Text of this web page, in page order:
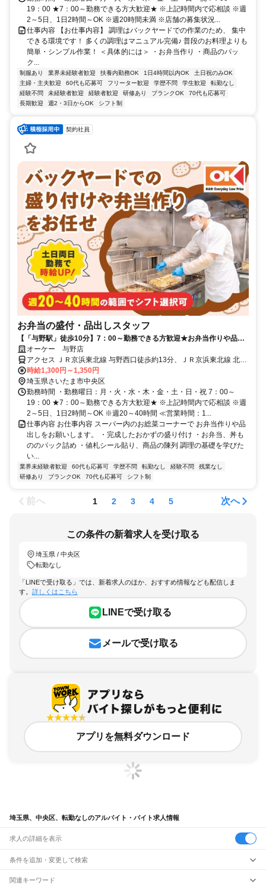
19：00 ★7：00～勤務できる方大歓迎★ ※上記時間内で応相談 ※週
2～5日、1日2時間～OK ※週20時間未満 ※店舗の募集状況...
仕事内容 【お仕事内容】 調理はバックヤードでの作業のため、 集中
できる環境です！ 多くの調理はマニュアル完備♪ 普段のお料理よりも
簡単・シンプル作業！ ＜具体的には＞ ・お弁当作り ・商品のパッ
ク...
制服あり 業界未経験者歓迎 扶養内勤務OK 1日4時間以内OK
土日祝のみOK
主婦・主夫歓迎
60代も応募可 フリーター歓迎 学歴不問 学生歓迎
転勤なし
経験不問
未経験者歓迎 経験者歓迎 研修あり ブランクOK
70代も応募可
長期歓迎
週2・3日からOK シフト制
契約社員
お弁当の盛付・品出しスタッフ
【「与野駅」徒歩10分】7：00～勤務できる方歓迎★お弁当作りや品出
しメイン♪初スーパー勤務応援！イチから調理スキルが学べます！
オーケー 与野店
アクセス ＪＲ京浜東北線 与野西口徒歩約13分、ＪＲ京浜東北線 北浦
和西口徒歩約15分、ＪＲ埼京線/りんかい線 与野本町東口徒歩約16分
「与野駅」徒歩10分、「北浦和駅」よりバス＊自転車通勤OK
時給1,300円～1,350円
埼玉県さいたま市中央区
勤務時間 ・勤務曜日：月・火・水・木・金・土・日・祝 7：00～
19：00 ★7：00～勤務できる方大歓迎★ ※上記時間内で応相談 ※週
2～5日、1日2時間～OK ※週20～40時間 ≪営業時間：1...
仕事内容 お仕事内容 スーパー内のお総菜コーナーで お弁当作りや品
出しをお願いします。 ・完成したおかずの盛り付け ・お弁当、丼も
ののパック詰め ・値札シール貼り、商品の陳列 調理の基礎を学びた
い...
業界未経験者歓迎 60代も応募可 学歴不問 転勤なし 経験不問
残業なし
研修あり
ブランクOK 70代も応募可 シフト制
前へ 1 2 3 4 5 次へ
この条件の新着求人を受け取る
埼玉県 / 中央区
転勤なし
「LINEで受け取る」では、新着求人のほか、おすすめ情報なども配信しま
す。 詳しくはこちら
LINEで受け取る
メールで受け取る
アプリを無料ダウンロード
埼玉県、中央区、転勤なしのアルバイト・バイト求人情報
求人の詳細を表示
条件を追加・変更して検索
市区町村を追加・変更
関連キーワード